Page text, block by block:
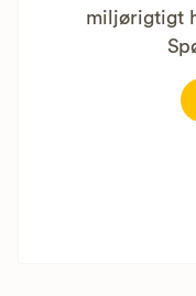
miljørigtigt